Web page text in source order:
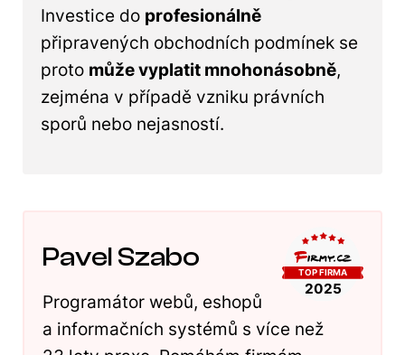
Investice do profesionálně
připravených obchodních podmínek se
proto může vyplatit mnohonásobně,
zejména v případě vzniku právních
sporů nebo nejasností.
Pavel Szabo
Programátor webů, eshopů
a informačních systémů s více než